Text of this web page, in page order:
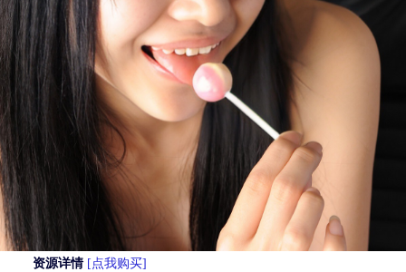
资源详情 [点我购买]